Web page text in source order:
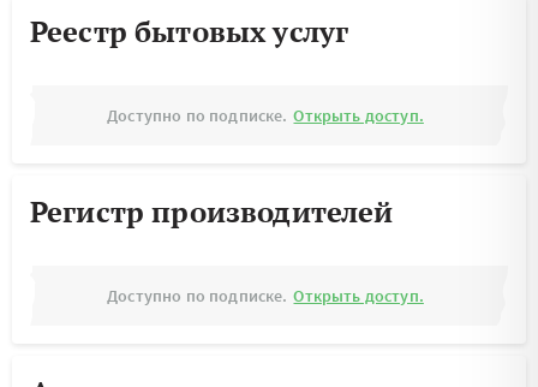
Реестр бытовых услуг
Доступно по подписке. Открыть доступ.
Регистр производителей
Доступно по подписке. Открыть доступ.